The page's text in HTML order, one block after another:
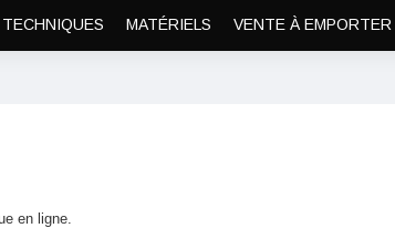
TECHNIQUES MATÉRIELS VENTE À EMPORTER
en ligne.